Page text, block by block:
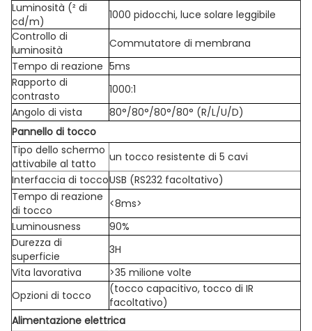
Luminosità (² di
cd/m)
1000 pidocchi, luce solare leggibile
Controllo di
luminosità
Commutatore di membrana
Tempo di reazione 5ms
Rapporto di
contrasto
1000:1
Angolo di vista
80°/80°/80°/80° (R/L/U/D)
Pannello di tocco
Tipo dello schermo
attivabile al tatto
un tocco resistente di 5 cavi
Interfaccia di toccoUSB (RS232 facoltativo)
Tempo di reazione
di tocco
<8ms>
Luminousness
90%
Durezza di
superficie
3H
Vita lavorativa
>35 milione volte
Opzioni di tocco
(tocco capacitivo, tocco di IR
facoltativo)
Alimentazione elettrica